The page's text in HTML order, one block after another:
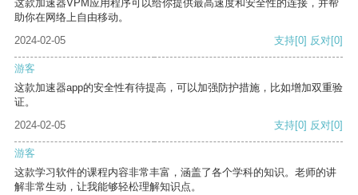
这款加速器VPM应用程序可以给你提供最高速度和安全性的连接，并帮
助你在网络上自由移动。
2024-02-05
支持[0] 反对[0]
游客
这款加速器app的安全性有待提高，可以加强防护措施，比如增加双重验
证。
2024-02-05
支持[0] 反对[0]
游客
这款学习软件的课程内容非常丰富，涵盖了各个学科的知识。老师的讲
解非常生动，让我能够轻松理解知识点。